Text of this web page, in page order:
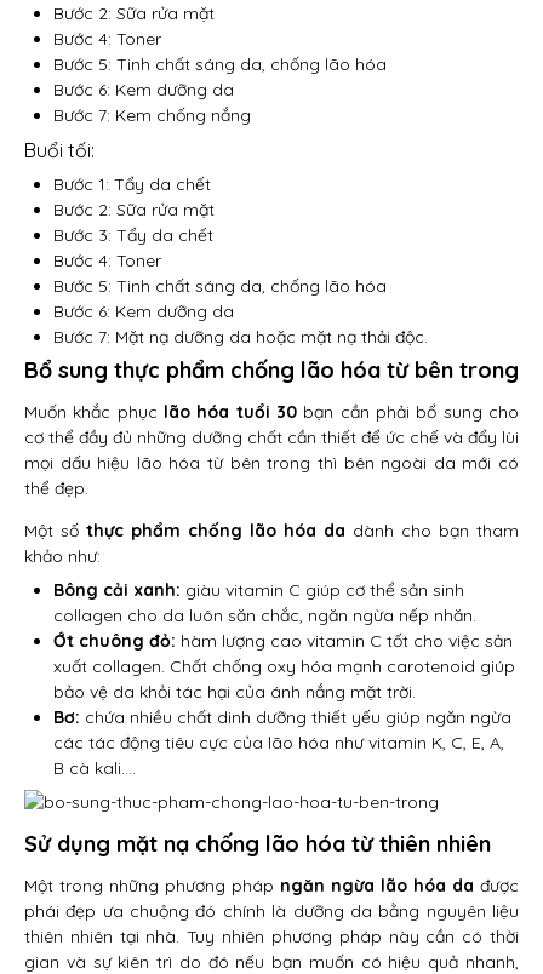
Bước 2: Sữa rửa mặt
Bước 4: Toner
Bước 5: Tinh chất sáng da, chống lão hóa
Bước 6: Kem dưỡng da
Bước 7: Kem chống nắng
Buổi tối:
Bước 1: Tẩy da chết
Bước 2: Sữa rửa mặt
Bước 3: Tẩy da chết
Bước 4: Toner
Bước 5: Tinh chất sáng da, chống lão hóa
Bước 6: Kem dưỡng da
Bước 7: Mặt nạ dưỡng da hoặc mặt nạ thải độc.
Bổ sung thực phẩm chống lão hóa từ bên trong
Muốn khắc phục lão hóa tuổi 30 bạn cần phải bổ sung cho
cơ thể đầy đủ những dưỡng chất cần thiết để ức chế và đẩy lùi
mọi dấu hiệu lão hóa từ bên trong thì bên ngoài da mới có
thể đẹp.
Một số thực phẩm chống lão hóa da dành cho bạn tham
khảo như:
Bông cải xanh: giàu vitamin C giúp cơ thể sản sinh
collagen cho da luôn săn chắc, ngăn ngừa nếp nhăn.
Ớt chuông đỏ: hàm lượng cao vitamin C tốt cho việc sản
xuất collagen. Chất chống oxy hóa mạnh carotenoid giúp
bảo vệ da khỏi tác hại của ánh nắng mặt trời.
Bơ: chứa nhiều chất dinh dưỡng thiết yếu giúp ngăn ngừa
các tác động tiêu cực của lão hóa như vitamin K, C, E, A,
B cà kali….
Sử dụng mặt nạ chống lão hóa từ thiên nhiên
Một trong những phương pháp ngăn ngừa lão hóa da được
phái đẹp ưa chuộng đó chính là dưỡng da bằng nguyên liệu
thiên nhiên tại nhà. Tuy nhiên phương pháp này cần có thời
gian và sự kiên trì do đó nếu bạn muốn có hiệu quả nhanh,